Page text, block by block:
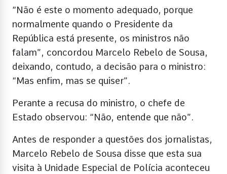
“Não é este o momento adequado, porque
normalmente quando o Presidente da
República está presente, os ministros não
falam”, concordou Marcelo Rebelo de Sousa,
deixando, contudo, a decisão para o ministro:
“Mas enfim, mas se quiser”.
Perante a recusa do ministro, o chefe de
Estado observou: “Não, entende que não”.
Antes de responder a questões dos jornalistas,
Marcelo Rebelo de Sousa disse que esta sua
visita à Unidade Especial de Polícia aconteceu